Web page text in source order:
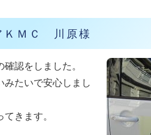
ＫＭＣ 川原様
認をしました。
みたいで安心しまし
きます。